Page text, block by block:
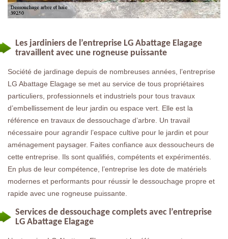
Les jardiniers de l’entreprise LG Abattage Elagage
travaillent avec une rogneuse puissante
Société de jardinage depuis de nombreuses années, l’entreprise
LG Abattage Elagage se met au service de tous propriétaires
particuliers, professionnels et industriels pour tous travaux
d’embellissement de leur jardin ou espace vert. Elle est la
référence en travaux de dessouchage d’arbre. Un travail
nécessaire pour agrandir l’espace cultive pour le jardin et pour
aménagement paysager. Faites confiance aux dessoucheurs de
cette entreprise. Ils sont qualifiés, compétents et expérimentés.
En plus de leur compétence, l’entreprise les dote de matériels
modernes et performants pour réussir le dessouchage propre et
rapide avec une rogneuse puissante.
Services de dessouchage complets avec l’entreprise
LG Abattage Elagage